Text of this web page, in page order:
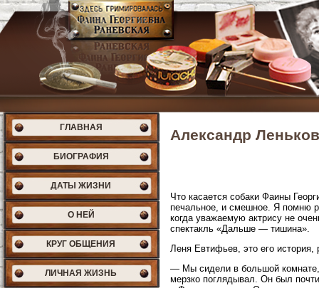
ГЛАВНАЯ
БИОГРАФИЯ
ДАТЫ ЖИЗНИ
О НЕЙ
КРУГ ОБЩЕНИЯ
ЛИЧНАЯ ЖИЗНЬ
Александр
Что касается собаки Фаины
печальное, и смешное. Я помню
когда уважаемую актрису не
спектакль «Дальше — тишина».
Леня Евтифьев, это его история,
— Мы сидели в большой комнате,
мерзко поглядывал. Он был